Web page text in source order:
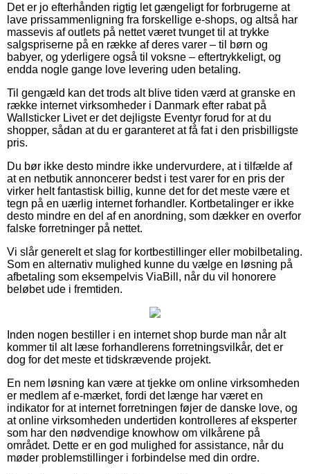
Det er jo efterhånden rigtig let gængeligt for forbrugerne at
lave prissammenligning fra forskellige e-shops, og altså har
massevis af outlets på nettet været tvunget til at trykke
salgspriserne på en række af deres varer – til børn og
babyer, og yderligere også til voksne – eftertrykkeligt, og
endda nogle gange love levering uden betaling.
Til gengæld kan det trods alt blive tiden værd at granske en
række internet virksomheder i Danmark efter rabat på
Wallsticker Livet er det dejligste Eventyr forud for at du
shopper, sådan at du er garanteret at få fat i den prisbilligste
pris.
Du bør ikke desto mindre ikke undervurdere, at i tilfælde af
at en netbutik annoncerer bedst i test varer for en pris der
virker helt fantastisk billig, kunne det for det meste være et
tegn på en uærlig internet forhandler. Kortbetalinger er ikke
desto mindre en del af en anordning, som dækker en overfor
falske forretninger på nettet.
Vi slår generelt et slag for kortbestillinger eller mobilbetaling.
Som en alternativ mulighed kunne du vælge en løsning på
afbetaling som eksempelvis ViaBill, når du vil honorere
beløbet ude i fremtiden.
Inden nogen bestiller i en internet shop burde man når alt
kommer til alt læse forhandlerens forretningsvilkår, det er
dog for det meste et tidskrævende projekt.
En nem løsning kan være at tjekke om online virksomheden
er medlem af e-mærket, fordi det længe har været en
indikator for at internet forretningen føjer de danske love, og
at online virksomheden undertiden kontrolleres af eksperter
som har den nødvendige knowhow om vilkårene på
området. Dette er en god mulighed for assistance, når du
møder problemstillinger i forbindelse med din ordre.